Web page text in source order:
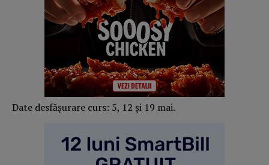
Date desfăşurare curs: 5, 12 şi 19 mai.